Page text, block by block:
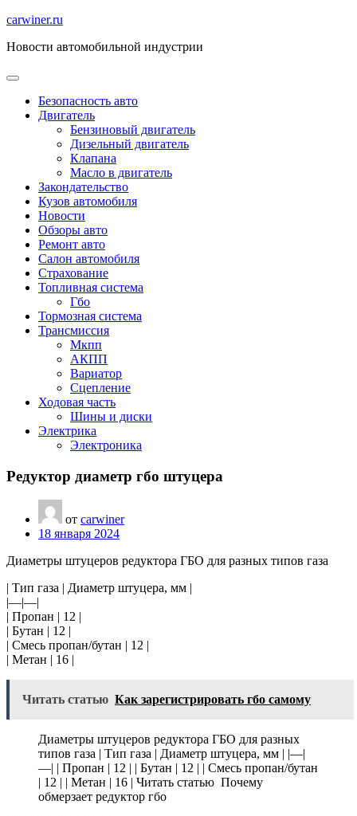
Перейти
содержимому
carwiner.ru
Новости автомобильной индустрии
Безопасность авто
Двигатель
Бензиновый двигатель
Дизельный двигатель
Клапана
Масло в двигатель
Закондательство
Кузов автомобиля
Новости
Обзоры авто
Ремонт авто
Салон автомобиля
Страхование
Топливная система
Гбо
Тормозная система
Трансмиссия
Мкпп
АКПП
Вариатор
Сцепление
Ходовая часть
Шины и диски
Электрика
Электроника
Редуктор диаметр гбо штуцера
от carwiner
18 января 2024
Диаметры штуцеров редуктора ГБО для разных типов газа
| Тип газа | Диаметр штуцера, мм |
|—|—|
| Пропан | 12 |
| Бутан | 12 |
| Смесь пропан/бутан | 12 |
| Метан | 16 |
Читать статью Как зарегистрировать гбо самому
Диаметры штуцеров редуктора ГБО для разных
типов газа | Тип газа | Диаметр штуцера, мм | |—|
—| | Пропан | 12 | | Бутан | 12 | | Смесь пропан/бутан
| 12 | | Метан | 16 | Читать статью Почему
обмерзает редуктор гбо